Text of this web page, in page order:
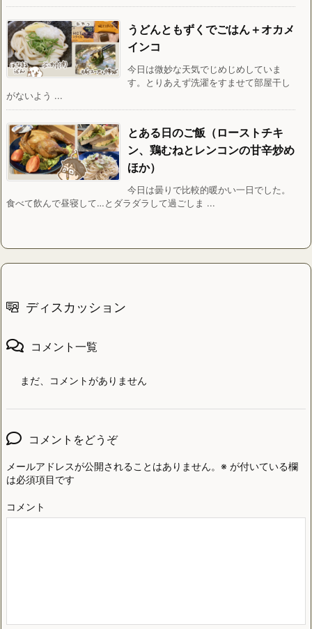
うどんともずくでごはん＋オカメ
インコ
今日は微妙な天気でじめじめしていま
す。とりあえず洗濯をすませて部屋干し
がないよう ...
とある日のご飯（ローストチキ
ン、鶏むねとレンコンの甘辛炒め
ほか）
今日は曇りで比較的暖かい一日でした。
食べて飲んで昼寝して…とダラダラして過ごしま ...
ディスカッション
コメント一覧
まだ、コメントがありません
コメントをどうぞ
メールアドレスが公開されることはありません。 ※ が付いている欄
は必須項目です
コメント